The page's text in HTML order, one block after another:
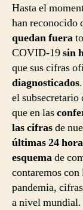
Hasta el
han reconocido
quedan fuera
COVID-19sin
que sus cifras
diagnosticados
el subsecretario
que en las
las cifrasde
últimas 24
esquemade
contaremos con
pandemia,
a nivel mundial.